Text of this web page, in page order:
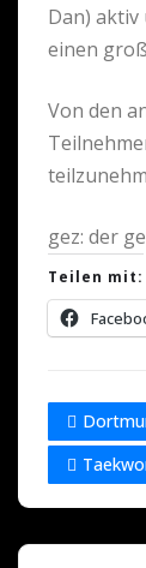
Dan)
einen
Von den
gez: der
Teilen mit: